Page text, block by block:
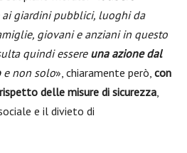
ai giardini pubblici, luoghi da
giovani e anziani in questo
quindi essere una azione dal
e non solo», chiaramente però, con
delle misure di sicurezza,
e il divieto di